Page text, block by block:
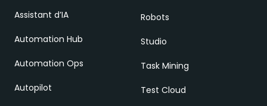
Assistant d’IA
Automation Hub
Automation Ops
Autopilot
Robots
Studio
Task Mining
Test Cloud